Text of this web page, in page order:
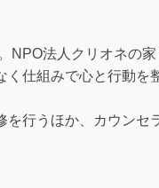
法人クリオネの家
仕組みで心と行動を
行うほか、カウンセ